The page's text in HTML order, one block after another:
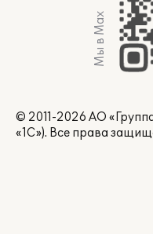
Мы в Max
© 2011-2026 АО
«1С»). Все права